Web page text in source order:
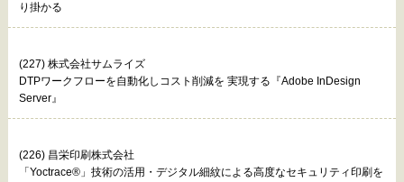
り掛かる
(227) 株式会社サムライズ
DTPワークフローを自動化しコスト削減を 実現する『Adobe InDesign
Server』
(226) 昌栄印刷株式会社
「Yoctrace®」技術の活用・デジタル細紋による高度なセキュリティ印刷を